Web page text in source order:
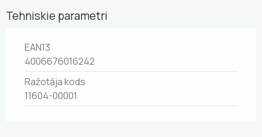
Tehniskie parametri
EAN13
4006676016242
Ražotāja kods
11604-00001